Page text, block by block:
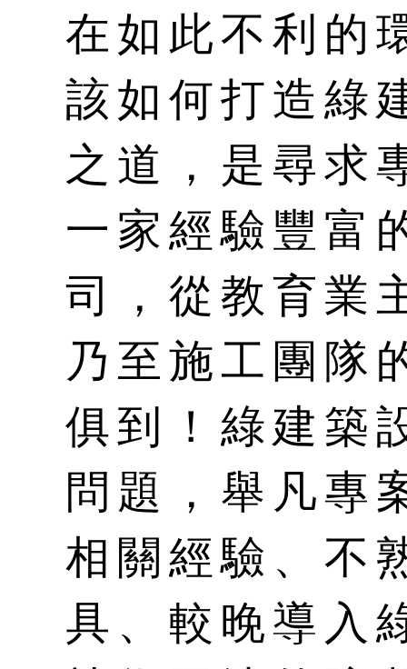
在如此不利的
該如何打造綠
之道，是尋求
一家經驗豐富
司，從教育業
乃至施工團隊
俱到！綠建築
問題，舉凡專
相關經驗、不
具、較晚導入